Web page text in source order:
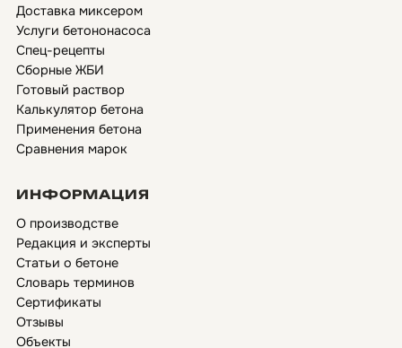
Доставка миксером
Услуги бетононасоса
Спец-рецепты
Сборные ЖБИ
Готовый раствор
Калькулятор бетона
Применения бетона
Сравнения марок
ИНФОРМАЦИЯ
О производстве
Редакция и эксперты
Статьи о бетоне
Словарь терминов
Сертификаты
Отзывы
Объекты